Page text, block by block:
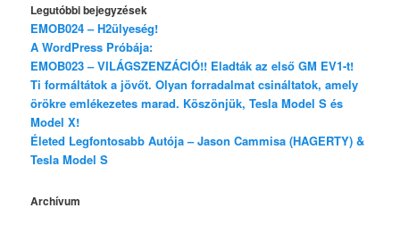
Legutóbbi bejegyzések
EMOB024 – H2ülyeség!
A WordPress Próbája:
EMOB023 – VILÁGSZENZÁCIÓ!! Eladták az első GM EV1-t!
Ti formáltátok a jövőt. Olyan forradalmat csináltatok, amely
örökre emlékezetes marad. Köszönjük, Tesla Model S és
Model X!
Életed Legfontosabb Autója – Jason Cammisa (HAGERTY) &
Tesla Model S
Archívum